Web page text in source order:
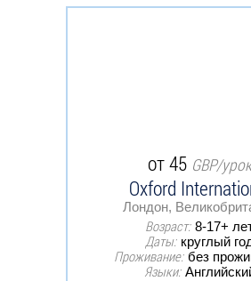
от 45 GBP/урок
Oxford
Лондон,
Возраст: 8-17+
Даты: круглый
Проживание: без
Языки: